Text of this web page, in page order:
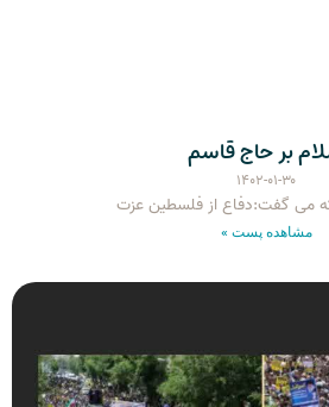
بر حاج قاسم
۱۴۰۲-۰۱-۳۰
می گفت:دفاع از فلسطین عزت
مشاهده پست »